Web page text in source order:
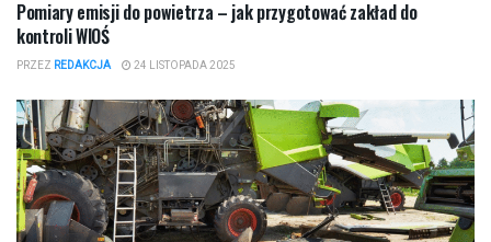
Pomiary emisji do powietrza – jak przygotować zakład do
kontroli WIOŚ
PRZEZ REDAKCJA 24 LISTOPADA 2025